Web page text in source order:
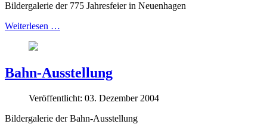
Bildergalerie der 775 Jahresfeier in Neuenhagen
Weiterlesen …
Bahn-Ausstellung
Veröffentlicht: 03. Dezember 2004
Bildergalerie der Bahn-Ausstellung